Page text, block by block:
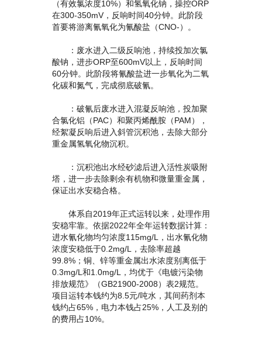
（有效氯浓度10%）和氢氧化钠，操控ORP
在300-350mV，反响时间40分钟。此阶段
首要将游离氰氧化为氰酸盐（CNO-）。
：废水进入二级反响池，持续投加次氯
酸钠，进步ORP至600mV以上，反响时间
60分钟。此阶段将氰酸盐进一步氧化为二氧
化碳和氮气，完成彻底破氰。
：破氰后废水进入混凝反响池，投加聚
合氯化铝（PAC）和聚丙烯酰胺（PAM），
经絮凝反响后进入斜管沉积池，去除大部分
重金属氢氧化物沉积。
：沉积池出水经砂滤后进入活性炭吸附
塔，进一步去除剩余有机物和微量重金属，
保证出水安稳合格。
体系自2019年正式运转以来，处理作用
安稳牢靠。依据2022年全年运转数据计算：
进水氰化物均匀浓度115mg/L，出水氰化物
浓度安稳低于0.2mg/L，去除率超越
99.8%；铜、锌等重金属出水浓度别离低于
0.3mg/L和1.0mg/L，均优于《电镀污染物
排放规范》（GB21900-2008）表2规范。
项目运转本钱约为8.5元/吨水，其间药剂本
钱约占65%，电力本钱占25%，人工及别的
的费用占10%。